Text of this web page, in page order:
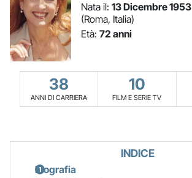
Nata il: 13 Dicembre 1953
(Roma, Italia)
Età: 72 anni
38
ANNI DI CARRIERA
10
FILM E SERIE TV
INDICE
Biografia